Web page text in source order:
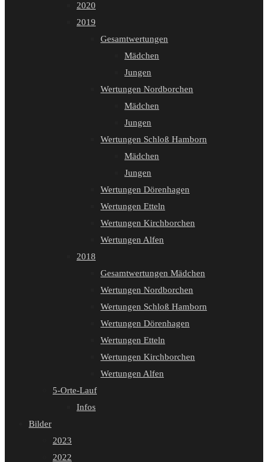
2020
2019
Gesamtwertungen
Mädchen
Jungen
Wertungen Nordborchen
Mädchen
Jungen
Wertungen Schloß Hamborn
Mädchen
Jungen
Wertungen Dörenhagen
Wertungen Etteln
Wertungen Kirchborchen
Wertungen Alfen
2018
Gesamtwertungen Mädchen
Wertungen Nordborchen
Wertungen Schloß Hamborn
Wertungen Dörenhagen
Wertungen Etteln
Wertungen Kirchborchen
Wertungen Alfen
5-Orte-Lauf
Infos
Bilder
2023
2022